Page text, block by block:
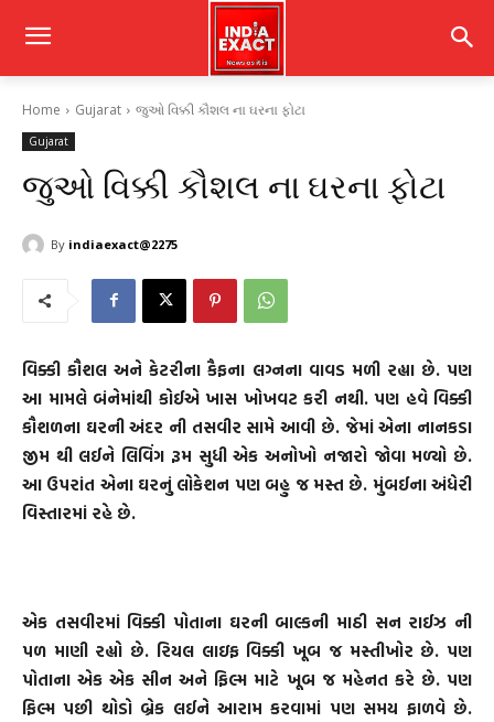
Home Gujarat જુઓ વિક્કી કૌશલ ના ઘરના ફોટા
Gujarat
જુઓ વિક્કી કૌશલ ના ઘરના ફોટા
By indiaexact@2275
વિક્કી કૌશલ અને કેટરીના કૈફના લગ્નના વાવડ મળી રહ્યા છે. પણ
આ મામલે બંનેમાંથી કોઈએ ખાસ ખોખવટ કરી નથી. પણ હવે વિક્કી
કૌશળના ઘરની અંદર ની તસવીર સામે આવી છે. જેમાં એના નાનકડા
જીમ થી લઈને લિવિંગ રૂમ સુધી એક અનોખો નજારો જોવા મળ્યો છે.
આ ઉપરાંત એના ઘરનું લોકેશન પણ બહુ જ મસ્ત છે. મુંબઈના અંધેરી
વિસ્તારમાં રહે છે.
એક તસવીરમાં વિક્કી પોતાના ઘરની બાલ્કની માઠી સન રાઈઝ ની
પળ માણી રહ્યો છે. રિયલ લાઇફ વિક્કી ખૂબ જ મસ્તીખોર છે. પણ
પોતાના એક એક સીન અને ફિલ્મ માટે ખૂબ જ મહેનત કરે છે. પણ
ફિલ્મ પછી થોડો બ્રેક લઈને આરામ કરવામાં પણ સમય ફાળવે છે.